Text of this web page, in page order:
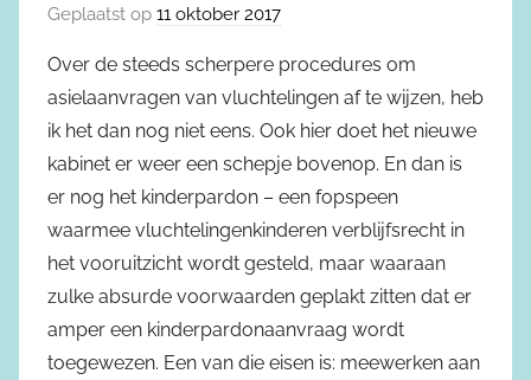
Geplaatst op 11 oktober 2017
Over de steeds scherpere procedures om
asielaanvragen van vluchtelingen af te wijzen, heb
ik het dan nog niet eens. Ook hier doet het nieuwe
kabinet er weer een schepje bovenop. En dan is
er nog het kinderpardon – een fopspeen
waarmee vluchtelingenkinderen verblijfsrecht in
het vooruitzicht wordt gesteld, maar waaraan
zulke absurde voorwaarden geplakt zitten dat er
amper een kinderpardonaanvraag wordt
toegewezen. Een van die eisen is: meewerken aan